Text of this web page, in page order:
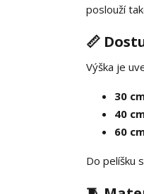
poslouží
📏
Výška je
30
40
60
Do pelíšku